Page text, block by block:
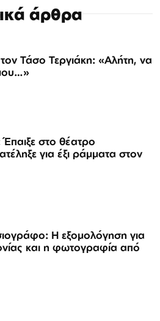
άρθρα
Τάσο Τεργιάκη: «Αλήτη, να
στο θέατρο
για έξι ράμματα στον
Η εξομολόγηση για
και η φωτογραφία από